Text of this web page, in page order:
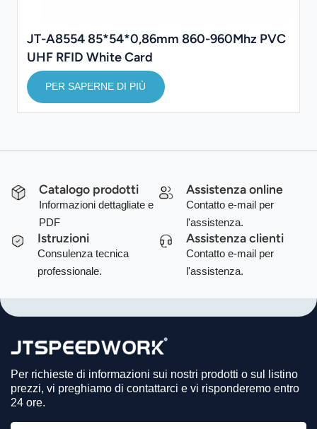
JT-A8554 85*54*0,86mm 860-960Mhz PVC
UHF RFID White Card
PER SAPERNE DI PIÙ
Catalogo prodotti
Informazioni dettagliate e
PDF
Assistenza online
Contatto e-mail per
l'assistenza.
Istruzioni
Consulenza tecnica
professionale.
Assistenza clienti
Contatto e-mail per
l'assistenza.
Per richieste di informazioni sui nostri prodotti o sul listino
prezzi, vi preghiamo di contattarci e vi risponderemo entro
24 ore.